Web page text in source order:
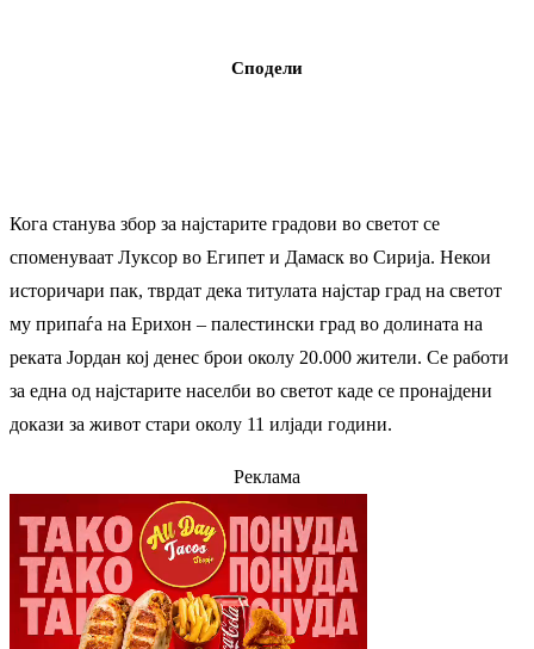
Сподели
Кога станува збор за најстарите градови во светот се
споменуваат Луксор во Египет и Дамаск во Сирија. Некои
историчари пак, тврдат дека титулата најстар град на светот
му припаѓа на Ерихон – палестински град во долината на
реката Јордан кој денес брои околу 20.000 жители. Се работи
за една од најстарите населби во светот каде се пронајдени
докази за живот стари околу 11 илјади години.
Реклама